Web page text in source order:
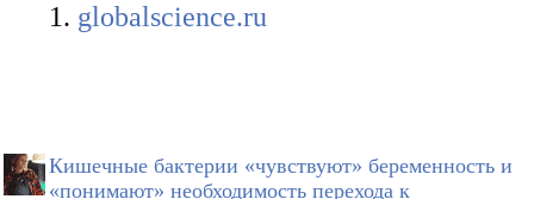
globalscience.ru
Кишечные бактерии «чувствуют» беременность и
«понимают» необходимость перехода к